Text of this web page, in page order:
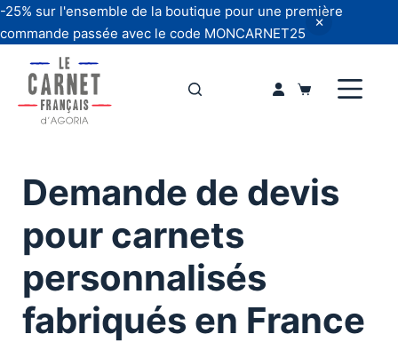
-25% sur l'ensemble de la boutique pour une première
commande passée avec le code MONCARNET25
contenu
Panier
Demande de devis
pour carnets
personnalisés
fabriqués en France